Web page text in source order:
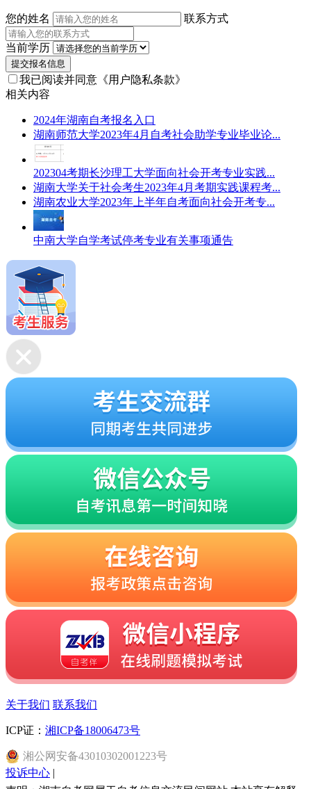
您的姓名 联系方式
当前学历
提交报名信息
我已阅读并同意 《用户隐私条款》
相关内容
2024年湖南自考报名入口
湖南师范大学2023年4月自考社会助学专业毕业论...
202304考期长沙理工大学面向社会开考专业实践...
湖南大学关于社会考生2023年4月考期实践课程考...
湖南农业大学2023年上半年自考面向社会开考专...
中南大学自学考试停考专业有关事项通告
关于我们 联系我们
ICP证： 湘ICP备18006473号
湘公网安备43010302001223号
投诉中心 |